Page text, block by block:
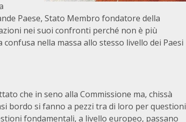
Paese, Stato Membro fondatore della
nei suoi confronti perché non è più
nella massa allo stesso livello dei Paesi
che in seno alla Commissione ma, chissà
bordo si fanno a pezzi tra di loro per questioni
fondamentali, a livello europeo, passano